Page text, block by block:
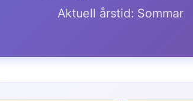
Aktuell årstid: Sommar